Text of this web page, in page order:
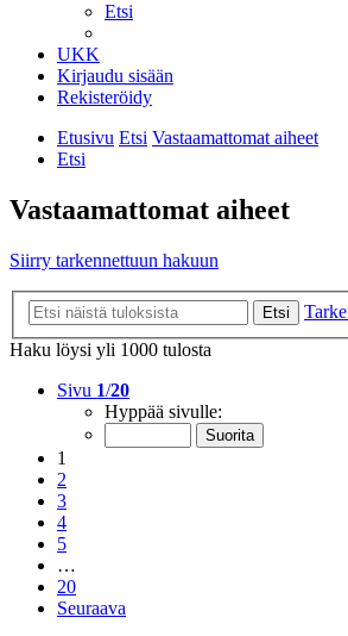
Etsi
UKK
Kirjaudu sisään
Rekisteröidy
Etusivu Etsi Vastaamattomat aiheet
Etsi
Vastaamattomat aiheet
Siirry tarkennettuun hakuun
Etsi
Haku löysi yli 1000 tulosta
Sivu 1/20
Hyppää sivulle:
1
2
3
4
5
…
20
Seuraava